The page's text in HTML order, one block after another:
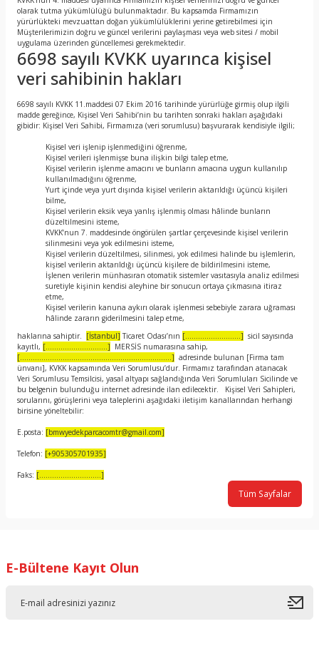
olarak tutma yükümlülüğü bulunmaktadır. Bu kapsamda Firmamızın
yürürlükteki mevzuattan doğan yükümlülüklerini yerine getirebilmesi için
Müşterilerimizin doğru ve güncel verilerini paylaşması veya web sitesi / mobil
uygulama üzerinden güncellemesi gerekmektedir.
6698 sayılı KVKK uyarınca kişisel
veri sahibinin hakları
6698 sayılı KVKK 11.maddesi 07 Ekim 2016 tarihinde yürürlüğe girmiş olup ilgili
madde gereğince, Kişisel Veri Sahibi’nin bu tarihten sonraki hakları aşağıdaki
gibidir: Kişisel Veri Sahibi, Firmamıza (veri sorumlusu) başvurarak kendisiyle ilgili;
Kişisel veri işlenip işlenmediğini öğrenme,
Kişisel verileri işlenmişse buna ilişkin bilgi talep etme,
Kişisel verilerin işlenme amacını ve bunların amacına uygun kullanılıp
kullanılmadığını öğrenme,
Yurt içinde veya yurt dışında kişisel verilerin aktarıldığı üçüncü kişileri
bilme,
Kişisel verilerin eksik veya yanlış işlenmiş olması hâlinde bunların
düzeltilmesini isteme,
KVKK’nun 7. maddesinde öngörülen şartlar çerçevesinde kişisel verilerin
silinmesini veya yok edilmesini isteme,
Kişisel verilerin düzeltilmesi, silinmesi, yok edilmesi halinde bu işlemlerin,
kişisel verilerin aktarıldığı üçüncü kişilere de bildirilmesini isteme,
İşlenen verilerin münhasıran otomatik sistemler vasıtasıyla analiz edilmesi
suretiyle kişinin kendisi aleyhine bir sonucun ortaya çıkmasına itiraz
etme,
Kişisel verilerin kanuna aykırı olarak işlenmesi sebebiyle zarara uğraması
hâlinde zararın giderilmesini talep etme,
haklarına sahiptir. [İstanbul] Ticaret Odası’nın [..........................] sicil sayısında
kayıtlı, [.............................] MERSİS numarasına sahip,
[.......................................................................] adresinde bulunan [Firma tam
ünvanı], KVKK kapsamında Veri Sorumlusu’dur. Firmamız tarafından atanacak
Veri Sorumlusu Temsilcisi, yasal altyapı sağlandığında Veri Sorumluları Sicilinde ve
bu belgenin bulunduğu internet adresinde ilan edilecektir. Kişisel Veri Sahipleri,
sorularını, görüşlerini veya taleplerini aşağıdaki iletişim kanallarından herhangi
birisine yöneltebilir:
E.posta: [bmwyedekparcacomtr@gmail.com]
Telefon: [+905305701935]
Faks: [.............................]
Tüm Sayfalar
E-Bültene Kayıt Olun